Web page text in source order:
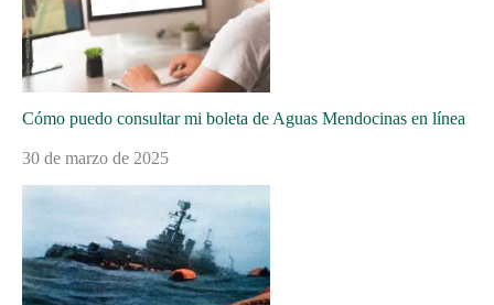
Cómo puedo consultar mi boleta de Aguas Mendocinas en línea
30 de marzo de 2025